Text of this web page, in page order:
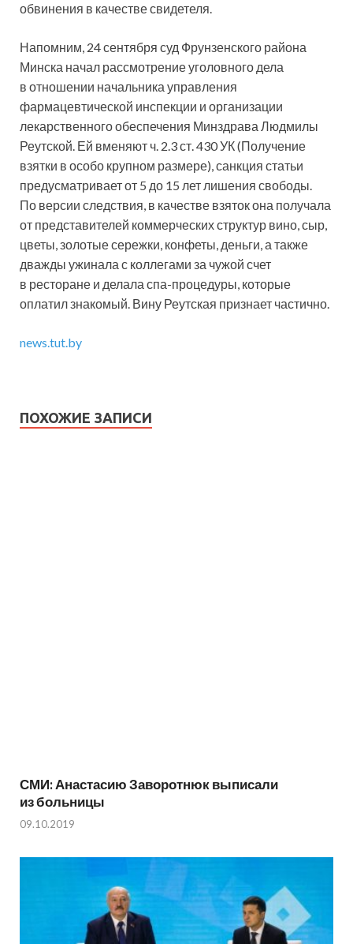
обвинения в качестве свидетеля.
Напомним, 24 сентября суд Фрунзенского района
Минска начал рассмотрение уголовного дела
в отношении начальника управления
фармацевтической инспекции и организации
лекарственного обеспечения Минздрава Людмилы
Реутской. Ей вменяют ч. 2.3 ст. 430 УК (Получение
взятки в особо крупном размере), санкция статьи
предусматривает от 5 до 15 лет лишения свободы.
По версии следствия, в качестве взяток она получала
от представителей коммерческих структур вино, сыр,
цветы, золотые сережки, конфеты, деньги, а также
дважды ужинала с коллегами за чужой счет
в ресторане и делала спа-процедуры, которые
оплатил знакомый. Вину Реутская признает частично.
news.tut.by
ПОХОЖИЕ ЗАПИСИ
СМИ: Анастасию Заворотнюк выписали
из больницы
09.10.2019